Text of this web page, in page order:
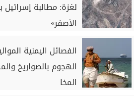
لغزة: مطالبة
الأصفر»
الفصائل اليمنية
الهجوم بالصواريخ
المخا